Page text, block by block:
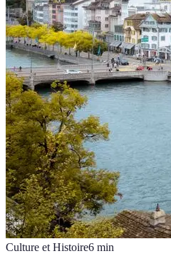
Culture et Histoire6 min